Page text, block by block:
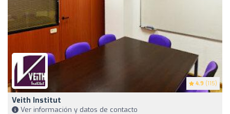
4.9 (115)
Veith Institut
Ver información y datos de contacto